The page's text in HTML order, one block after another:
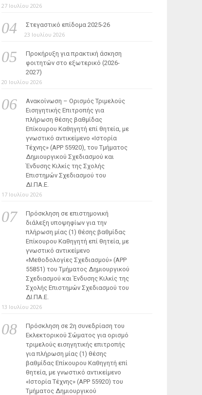
27 Ιουλίου 2026
Στεγαστικό επίδομα 2025-26
23 Ιουλίου 2026
Προκήρυξη για πρακτική άσκηση
φοιτητών στο εξωτερικό (2026-
2027)
20 Ιουλίου 2026
Ανακοίνωση – Ορισμός Τριμελούς
Εισηγητικής Επιτροπής για
πλήρωση θέσης βαθμίδας
Επίκουρου Καθηγητή επί θητεία, με
γνωστικό αντικείμενο «Ιστορία
Τέχνης» (ΑΡΡ 55920), του Τμήματος
Δημιουργικού Σχεδιασμού και
Ένδυσης Κιλκίς της Σχολής
Επιστημών Σχεδιασμού του
ΔΙ.ΠΑ.Ε.
17 Ιουλίου 2026
Πρόσκληση σε επιστημονική
διάλεξη υποψηφίων για την
πλήρωση μίας (1) θέσης βαθμίδας
Επίκουρου Καθηγητή επί θητεία, με
γνωστικό αντικείμενο
«Μεθοδολογίες Σχεδιασμού» (ΑΡΡ
55851) του Τμήματος Δημιουργικού
Σχεδιασμού και Ένδυσης Κιλκίς της
Σχολής Επιστημών Σχεδιασμού του
ΔΙ.ΠΑ.Ε.
13 Ιουλίου 2026
Πρόσκληση σε 2η συνεδρίαση του
Εκλεκτορικού Σώματος για ορισμό
τριμελούς εισηγητικής επιτροπής
για πλήρωση μίας (1) θέσης
βαθμίδας Επίκουρου Καθηγητή επί
θητεία, με γνωστικό αντικείμενο
«Ιστορία Τέχνης» (ΑΡΡ 55920) του
Τμήματος Δημιουργικού